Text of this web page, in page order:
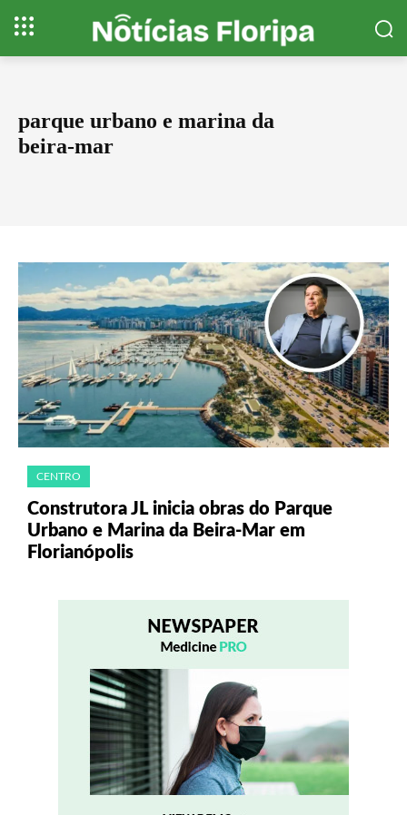
parque urbano e marina da
beira-mar
CENTRO
Construtora JL inicia obras do Parque
Urbano e Marina da Beira-Mar em
Florianópolis